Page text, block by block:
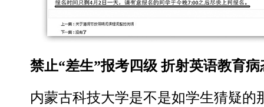
禁止“差生”报考四级 折射英语教育病
内蒙古科技大学是不是如学生猜疑的